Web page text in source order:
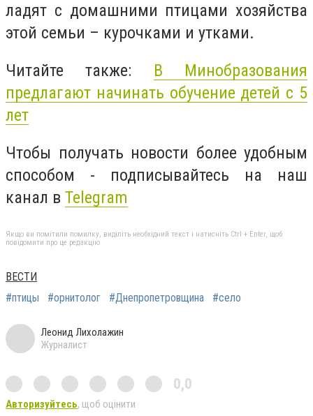
ладят с домашними птицами хозяйства
этой семьи – курочками и утками.
Читайте также: В Минобразования
предлагают начинать обучение детей с 5
лет
Чтобы получать новости более удобным
способом - подписывайтесь на наш
канал в Telegram
Якщо ви помітили помилку, виділіть необхідний текст і натисніть Ctrl + Enter, щоб
повідомити про це редакцію
ВЕСТИ
#птицы
#орнитолог #Днепропетровщина #село
Леонид Лихолажин
Журналист
0,0
Авторизуйтесь, щоб оцінити